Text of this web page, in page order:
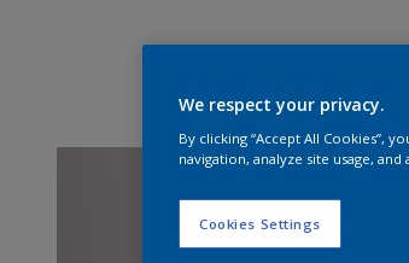
We respect your privacy.
By clicking “Accept All Cookies”,
navigation, analyze site usage,
Cookies Settings